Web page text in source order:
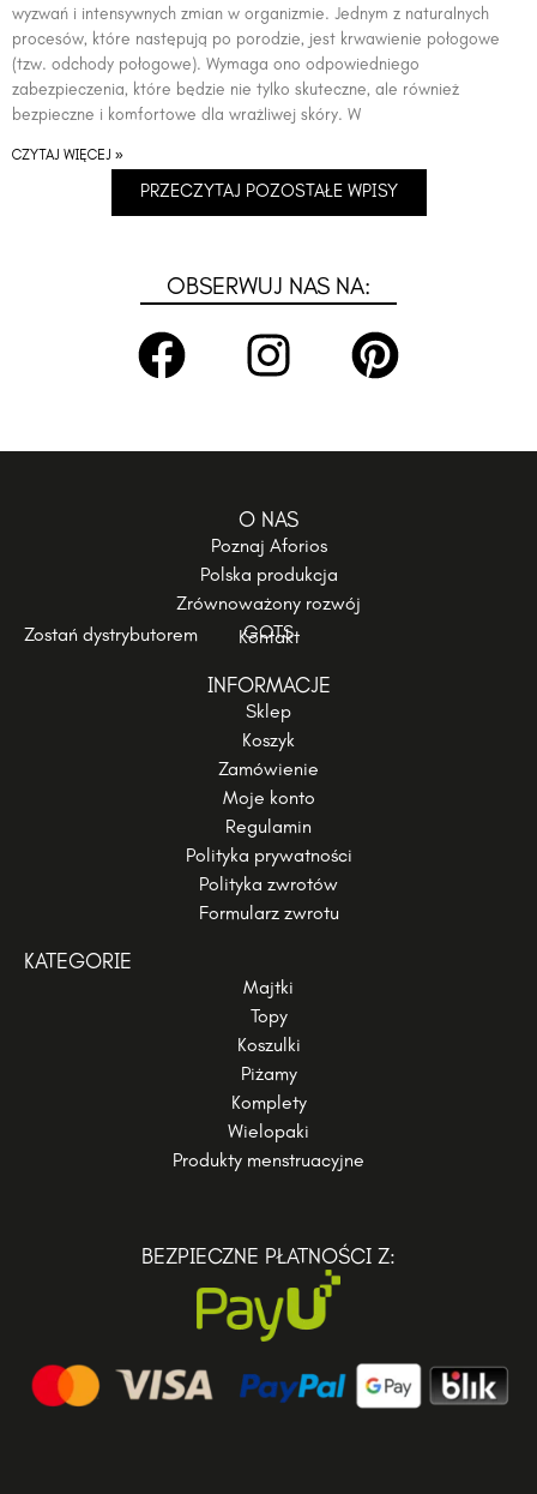
wyzwań i intensywnych zmian w organizmie. Jednym z naturalnych
procesów, które następują po porodzie, jest krwawienie połogowe
(tzw. odchody połogowe). Wymaga ono odpowiedniego
zabezpieczenia, które będzie nie tylko skuteczne, ale również
bezpieczne i komfortowe dla wrażliwej skóry. W
CZYTAJ WIĘCEJ »
PRZECZYTAJ POZOSTAŁE WPISY
OBSERWUJ NAS NA:
O NAS
Poznaj Aforios
Polska produkcja
Zrównoważony rozwój
GOTS
Zostań dystrybutorem Kontakt
INFORMACJE
Sklep
Koszyk
Zamówienie
Moje konto
Regulamin
Polityka prywatności
Polityka zwrotów
Formularz zwrotu
KATEGORIE
Majtki
Topy
Koszulki
Piżamy
Komplety
Wielopaki
Produkty menstruacyjne
BEZPIECZNE PŁATNOŚCI Z: